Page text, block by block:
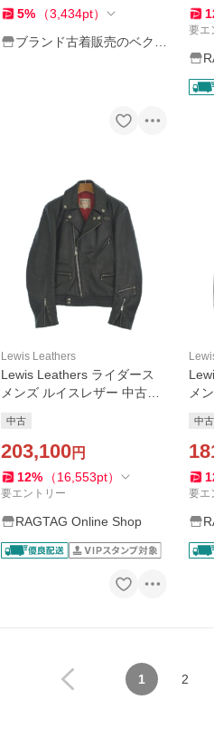
5% （3,434pt）
ブランド古着販売のベクト
要エ
Lewis Leathers
Lewis Leathers ライダース
メンズ ルイスレザー 中古
中古
203,100円
12% （16,553pt）
要エントリー
RAGTAG Online Shop
メ
中古
要エ
1 2